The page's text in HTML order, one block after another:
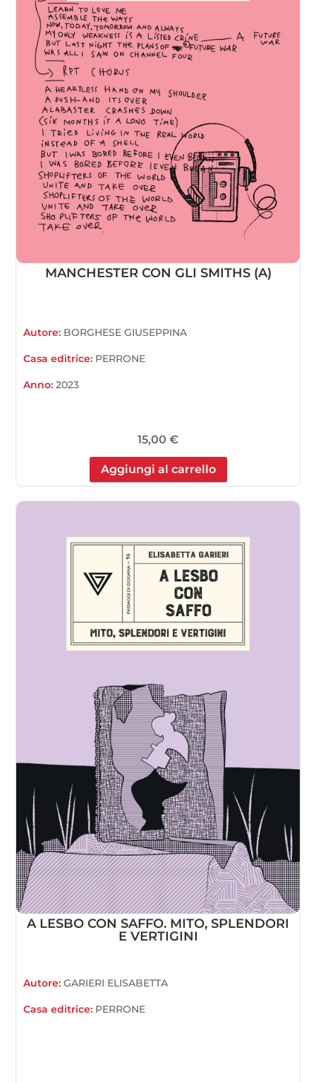
MANCHESTER CON GLI SMITHS (A)
Autore: BORGHESE GIUSEPPINA
Casa editrice: PERRONE
Anno:2023
15,00 €
Aggiungi al carrello
A LESBO CON SAFFO. MITO, SPLENDORI
E VERTIGINI
Autore:GARIERI ELISABETTA
Casa editrice: PERRONE